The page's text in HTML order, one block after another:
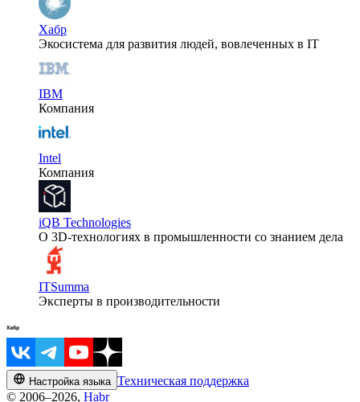
Хабр
Экосистема для развития людей, вовлеченных в IT
IBM
Компания
Intel
Компания
iQB Technologies
О 3D-технологиях в промышленности со знанием дела
ITSumma
Эксперты в производительности
Настройка языка Техническая поддержка
© 2006–2026, Habr